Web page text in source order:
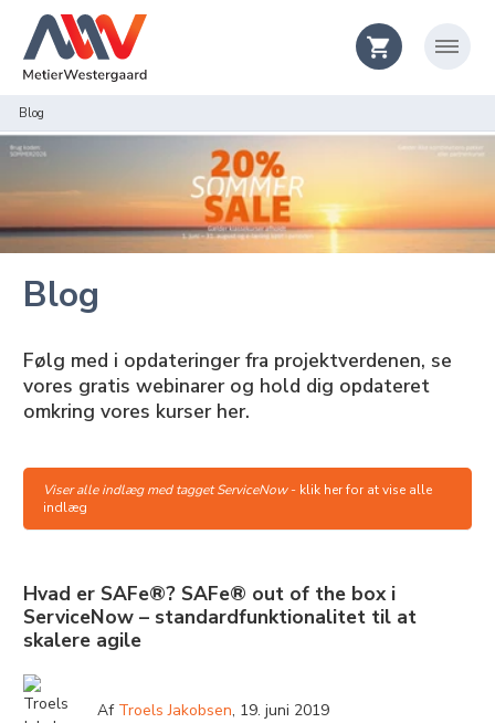
Blog
Blog
Følg med i opdateringer fra projektverdenen, se
vores gratis webinarer og hold dig opdateret
omkring vores kurser her.
Viser alle indlæg med tagget ServiceNow- klik her for at vise alle
indlæg
Hvad er SAFe®? SAFe® out of the box i
ServiceNow – standardfunktionalitet til at
skalere agile
Af Troels Jakobsen, 19. juni 2019